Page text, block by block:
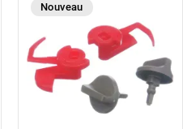
Nouveau